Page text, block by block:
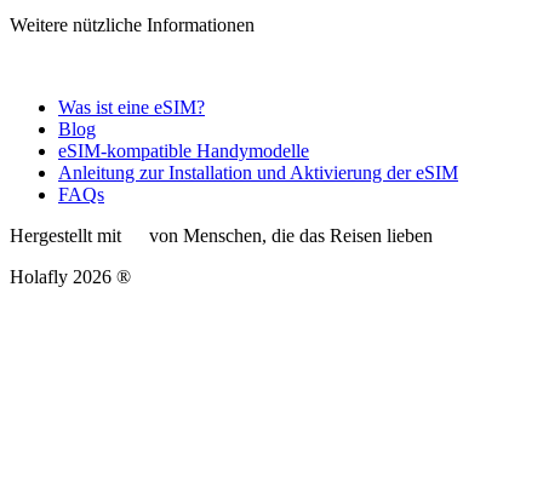
Weitere nützliche Informationen
Was ist eine eSIM?
Blog
eSIM-kompatible Handymodelle
Anleitung zur Installation und Aktivierung der eSIM
FAQs
Hergestellt mit
von Menschen, die das Reisen lieben
Holafly 2026 ®